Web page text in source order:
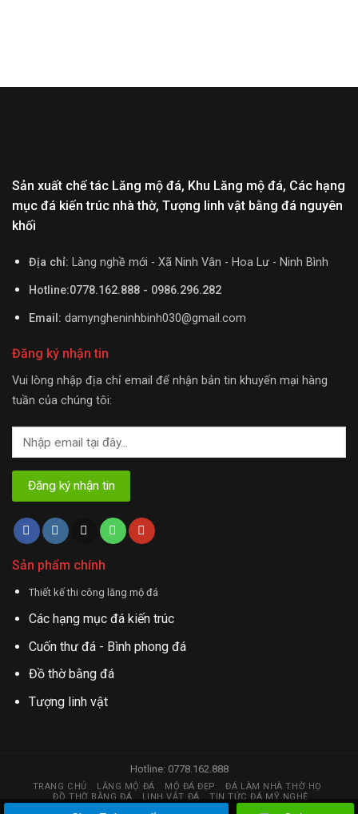
Sản xuất chế tác Lăng mộ đá, Khu Lăng mộ đá, Các hạng
mục đá kiến trúc nhà thờ, Tượng linh vật bằng đá nguyên
khối
Địa chỉ: Làng nghề mới - Xã Ninh Vân - Hoa Lư - Ninh Bình
Hotline:0778.162.888 - 0986.296.282
Email: damyngheninhbinh030@gmail.com
Đăng ký nhận tin
Vui lòng nhập địa chỉ email để nhận bản tin khuyến mại hàng
tuần của chúng tôi:
Sản phẩm chính
Thiết kế thi công lăng mộ đá
Các hạng mục đá kiến trúc
Cuốn thư đá - Bình phong đá
Đồ thờ bằng đá
Tượng linh vật
Hotline: 0778.162.888
TRANG CHỦ LĂNG MỘ ĐÁ MỘ ĐÁ ĐẸP
ĐÁ LÀM NHÀ THỜ HỌ
ĐỒ THỜ BẰNG ĐÁ
LINH VẬT ĐÁ TIN TỨC ĐÁ MỸ NGHỆ